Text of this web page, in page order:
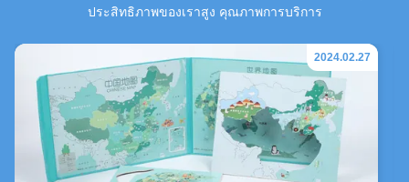
ประสิทธิภาพของเราสูง คุณภาพการบริการ
2024.02.27